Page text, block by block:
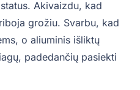
Akivaizdu, kad
grožiu. Svarbu, kad
o aliuminis išliktų
padedančių pasiekti